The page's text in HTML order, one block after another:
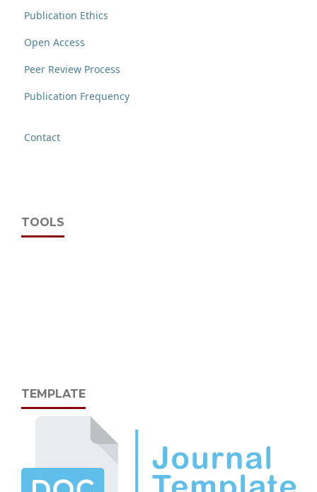
Publication Ethics
Open Access
Peer Review Process
Publication Frequency
Contact
TOOLS
TEMPLATE